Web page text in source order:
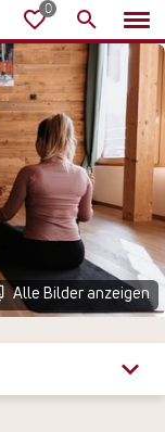
Alle Bilder anzeigen